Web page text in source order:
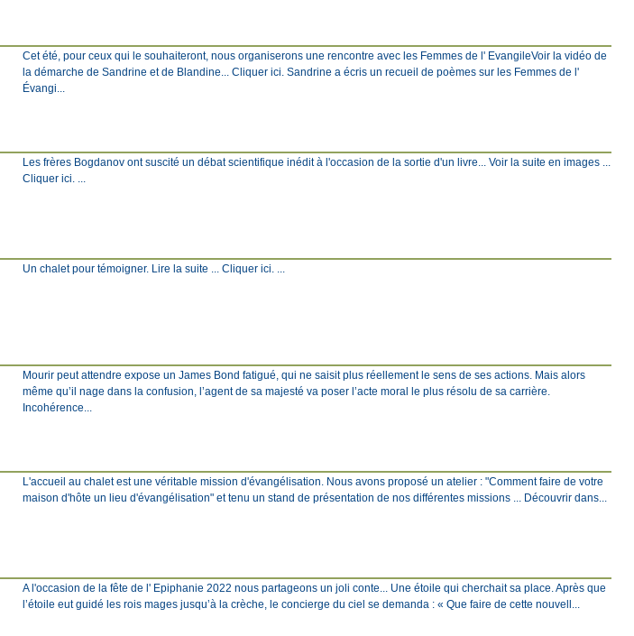
Cet été, pour ceux qui le souhaiteront, nous organiserons une rencontre avec les Femmes de l' EvangileVoir la vidéo de
la démarche de Sandrine et de Blandine... Cliquer ici. Sandrine a écris un recueil de poèmes sur les Femmes de l'
Évangi...
Les frères Bogdanov ont suscité un débat scientifique inédit à l'occasion de la sortie d'un livre... Voir la suite en images ...
Cliquer ici. ...
Un chalet pour témoigner. Lire la suite ... Cliquer ici. ...
Mourir peut attendre expose un James Bond fatigué, qui ne saisit plus réellement le sens de ses actions. Mais alors
même qu’il nage dans la confusion, l’agent de sa majesté va poser l’acte moral le plus résolu de sa carrière.
Incohérence...
L'accueil au chalet est une véritable mission d'évangélisation. Nous avons proposé un atelier : "Comment faire de votre
maison d'hôte un lieu d'évangélisation" et tenu un stand de présentation de nos différentes missions ... Découvrir dans...
A l'occasion de la fête de l' Epiphanie 2022 nous partageons un joli conte... Une étoile qui cherchait sa place. Après que
l’étoile eut guidé les rois mages jusqu’à la crèche, le concierge du ciel se demanda : « Que faire de cette nouvell...